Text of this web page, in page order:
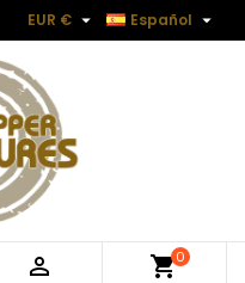
Español 
EUR € 
 0